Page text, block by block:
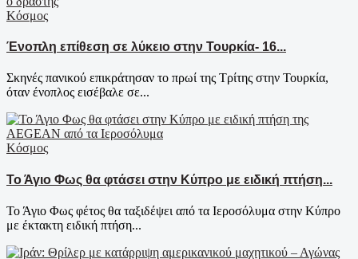
Κόσμος
Ένοπλη επίθεση σε λύκειο στην Τουρκία- 16...
Σκηνές πανικού επικράτησαν το πρωί της Τρίτης στην Τουρκία,
όταν ένοπλος εισέβαλε σε...
Κόσμος
Το Άγιο Φως θα φτάσει στην Κύπρο με ειδική πτήση...
Το Άγιο Φως φέτος θα ταξιδέψει από τα Ιεροσόλυμα στην Κύπρο
με έκτακτη ειδική πτήση...